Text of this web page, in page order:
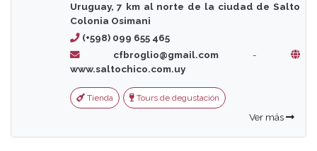
Uruguay, 7 km al norte de la ciudad de Salto
Colonia Osimani
(+598) 099 655 465
cfbroglio@gmail.com -
www.saltochico.com.uy
Tienda Tours de degustación
Ver más